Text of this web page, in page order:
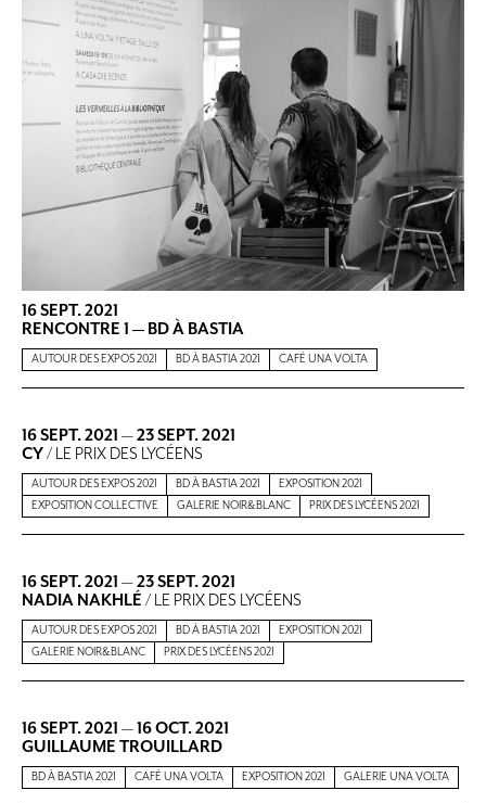
16 SEPT. 2021
RENCONTRE 1 — BD À BASTIA
AUTOUR DES EXPOS 2021 BD À BASTIA 2021 CAFÉ UNA VOLTA
16 SEPT. 2021 —23 SEPT. 2021
CY/ LE PRIX DES LYCÉENS
AUTOUR DES EXPOS 2021 BD À BASTIA 2021
EXPOSITION 2021
EXPOSITION COLLECTIVE
GALERIE NOIR&BLANC PRIX DES LYCÉENS 2021
16 SEPT. 2021 —23 SEPT. 2021
NADIA NAKHLÉ / LE PRIX DES LYCÉENS
AUTOUR DES EXPOS 2021 BD À BASTIA 2021
EXPOSITION 2021
GALERIE NOIR&BLANC
PRIX DES LYCÉENS 2021
16 SEPT. 2021 —16 OCT. 2021
GUILLAUME TROUILLARD
BD À BASTIA 2021 CAFÉ UNA VOLTA EXPOSITION 2021 GALERIE UNA VOLTA